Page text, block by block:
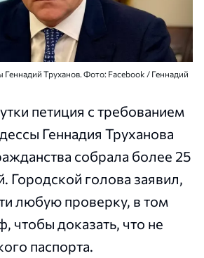
Геннадий Труханов. Фото: Facebook / Геннадий
петиция с требованием
Геннадия Труханова
собрала более 25
Городской голова заявил,
любую проверку, в том
чтобы доказать, что не
паспорта.